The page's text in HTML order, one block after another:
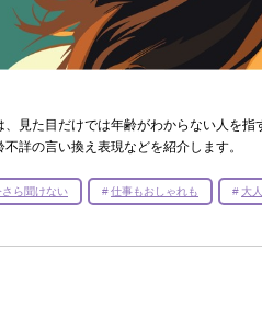
、見た目だけでは年齢がわからない人を
詳の言い換え表現などを紹介します。
さら聞けない 仕事もおしゃれも 大